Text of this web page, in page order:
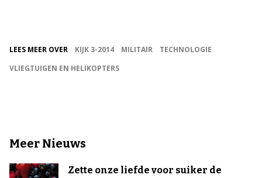
LEES MEER OVER KIJK 3-2014 MILITAIR
TECHNOLOGIE
VLIEGTUIGEN EN HELIKOPTERS
Meer Nieuws
Zette onze liefde voor suiker de